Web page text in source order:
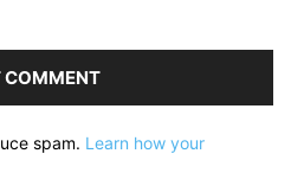
spam. Learn how your